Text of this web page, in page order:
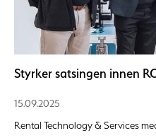
Styrker satsingen innen
15.09.2025
Rental Technology & Services